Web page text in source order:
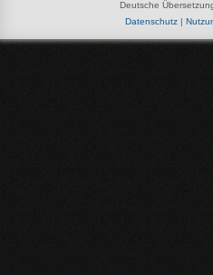
Deutsche
Datenschutz|